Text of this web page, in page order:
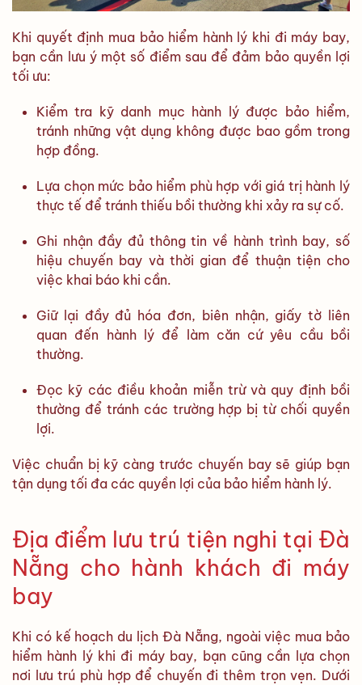
Khi quyết định mua bảo hiểm hành lý khi đi máy bay,
bạn cần lưu ý một số điểm sau để đảm bảo quyền lợi
tối ưu:
Kiểm tra kỹ danh mục hành lý được bảo hiểm,
tránh những vật dụng không được bao gồm trong
hợp đồng.
Lựa chọn mức bảo hiểm phù hợp với giá trị hành lý
thực tế để tránh thiếu bồi thường khi xảy ra sự cố.
Ghi nhận đầy đủ thông tin về hành trình bay, số
hiệu chuyến bay và thời gian để thuận tiện cho
việc khai báo khi cần.
Giữ lại đầy đủ hóa đơn, biên nhận, giấy tờ liên
quan đến hành lý để làm căn cứ yêu cầu bồi
thường.
Đọc kỹ các điều khoản miễn trừ và quy định bồi
thường để tránh các trường hợp bị từ chối quyền
lợi.
Việc chuẩn bị kỹ càng trước chuyến bay sẽ giúp bạn
tận dụng tối đa các quyền lợi của bảo hiểm hành lý.
Địa điểm lưu trú tiện nghi tại Đà
Nẵng cho hành khách đi máy
bay
Khi có kế hoạch du lịch Đà Nẵng, ngoài việc mua bảo
hiểm hành lý khi đi máy bay, bạn cũng cần lựa chọn
nơi lưu trú phù hợp để chuyến đi thêm trọn vẹn. Dưới